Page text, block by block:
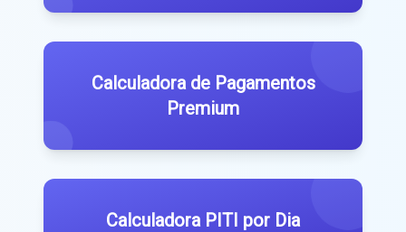
Calculadora de Pagamentos
Premium
Calculadora PITI por Dia